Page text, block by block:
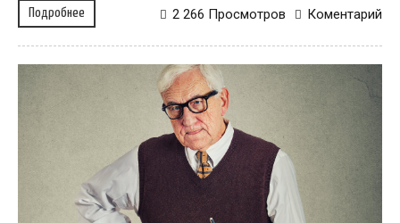
Подробнее Коментарий
2 266 Просмотров